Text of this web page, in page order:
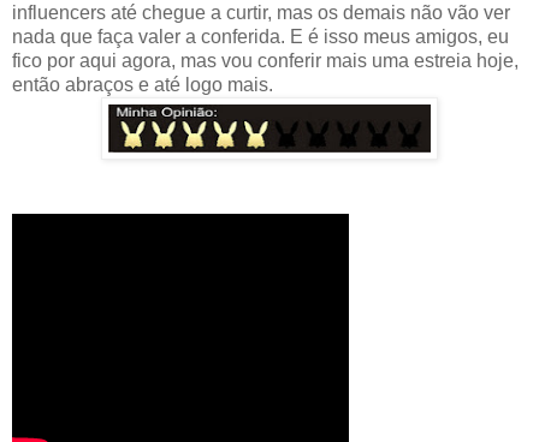
influencers até chegue a curtir, mas os demais não vão ver
nada que faça valer a conferida. E é isso meus amigos, eu
fico por aqui agora, mas vou conferir mais uma estreia hoje,
então abraços e até logo mais.